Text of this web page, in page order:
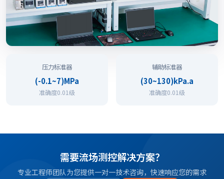
压力标准器
(-0.1~7)MPa
准确度0.01级
辅助标准器
(30~130)kPa.a
准确度0.01级
需要流场测控解决方案？
专业工程师团队为您提供一对一技术咨询，快速响应您的需求